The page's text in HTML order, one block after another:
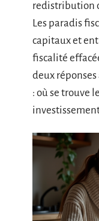
redistribution
Les paradis
capitaux et
fiscalité
deux
: où se trouve